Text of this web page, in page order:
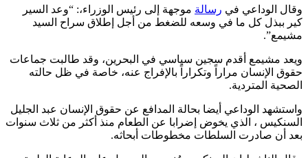
وقال الوداعي في رسالة موجهة إلى رئيس الوزراء،: “وعد السير
كير ببذل كل ما في وسعه للضغط من أجل إطلاق سراح السيد
مشيمع”.
ويعد مشيمع أقدم سجين سياسي في البحرين، وقد طالبت جماعات
حقوق الإنسان مراراً وتكراراً بالإفراج عنه، خاصة في ظل حالته
الصحية المتردية.
واستشهد الوداعي أيضا بحالة المدافع عن حقوق الإنسان عبد الجليل
السنكيس ، الذي يخوض إضرابا عن الطعام منذ أكثر من ثلاث سنوات
بعد أن صادرت السلطات مخطوطات أبحاثه.